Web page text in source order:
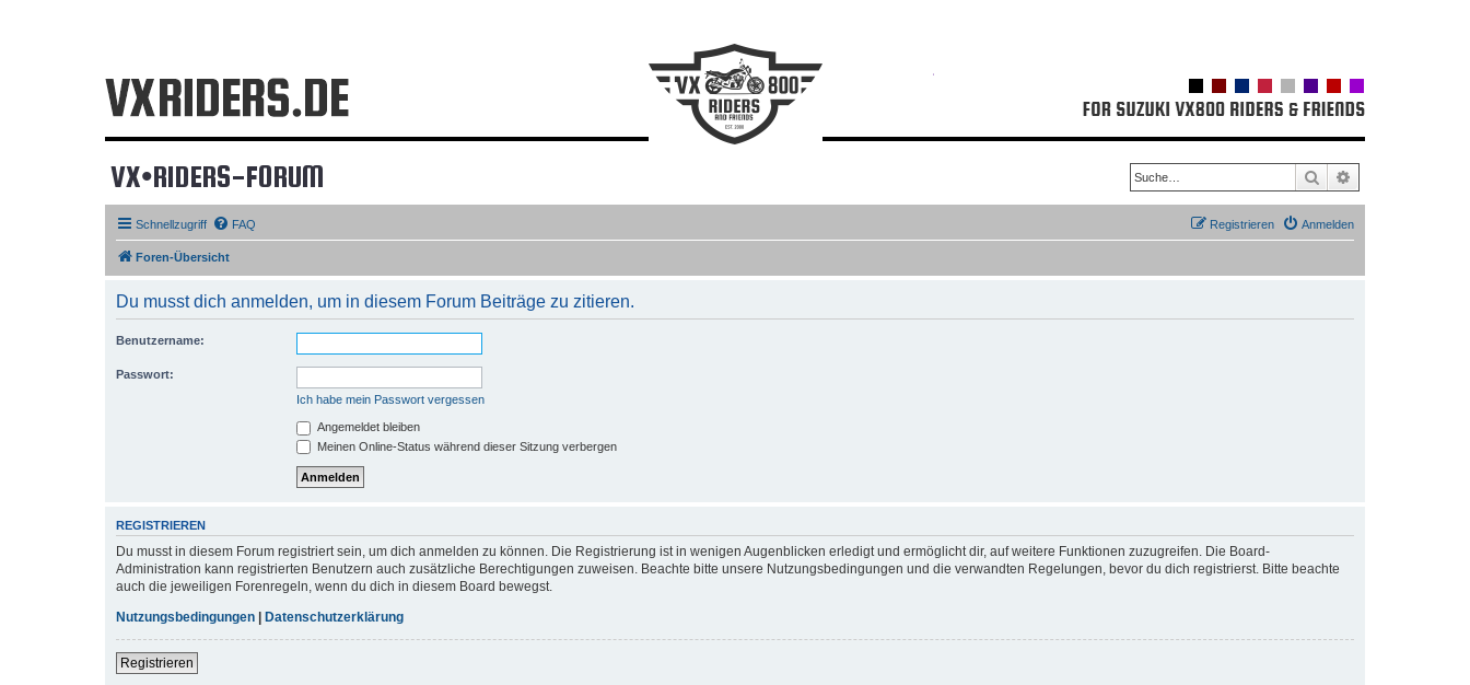
VX•RIDERS-FORUM Suche
Schnellzugriff FAQ Anmelden
Registrieren
Foren-Übersicht
Du musst dich anmelden, um in diesem Forum Beiträge zu zitieren.
Benutzername:
Passwort:
Ich habe mein Passwort vergessen
Angemeldet bleiben
Meinen Online-Status während dieser Sitzung verbergen
REGISTRIEREN
Du musst in diesem Forum registriert sein, um dich anmelden zu können. Die Registrierung ist in wenigen Augenblicken erledigt und ermöglicht dir, auf weitere Funktionen zuzugreifen. Die Board-
Administration kann registrierten Benutzern auch zusätzliche Berechtigungen zuweisen. Beachte bitte unsere Nutzungsbedingungen und die verwandten Regelungen, bevor du dich registrierst. Bitte beachte
auch die jeweiligen Forenregeln, wenn du dich in diesem Board bewegst.
Nutzungsbedingungen | Datenschutzerklärung
Registrieren